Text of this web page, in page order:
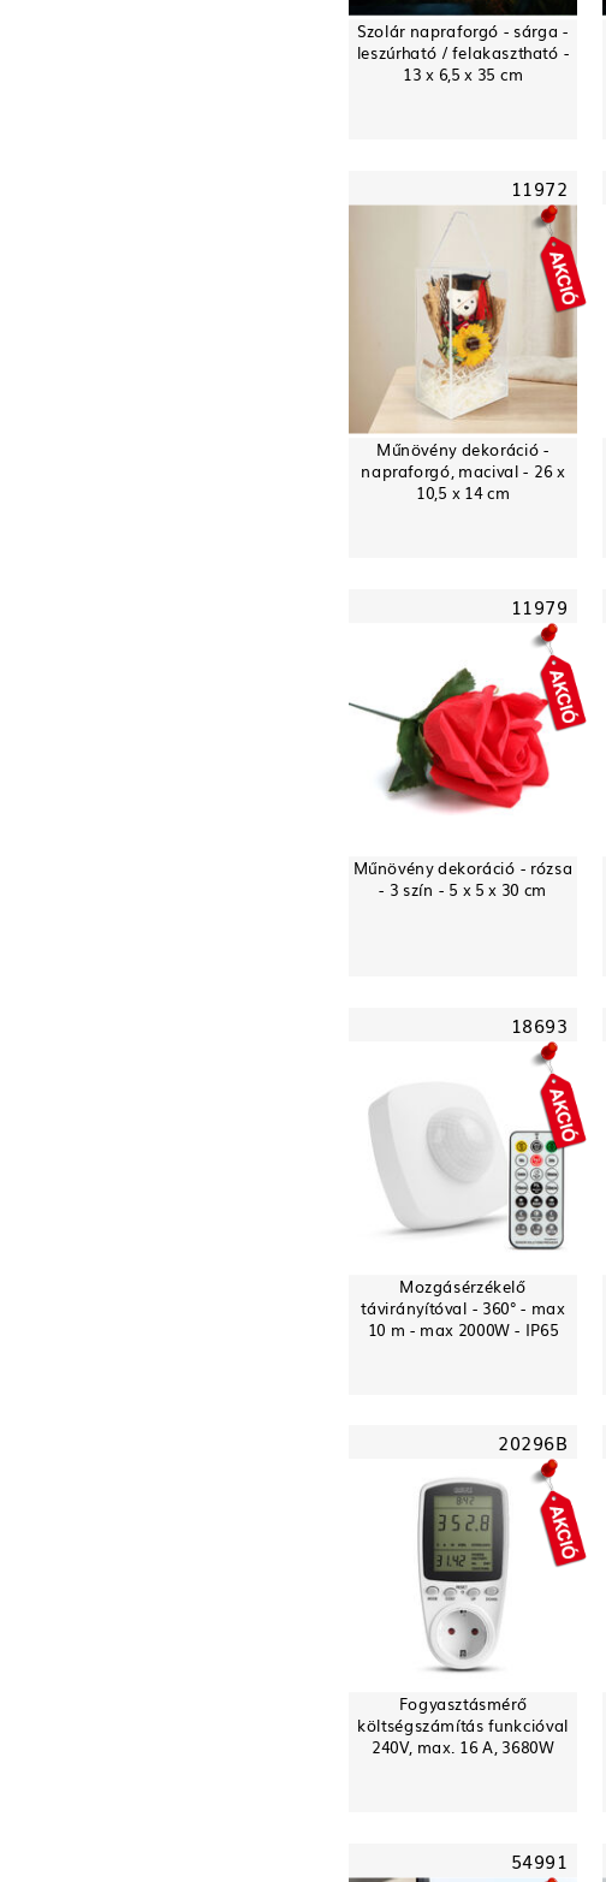
Szolár napraforgó - sárga -
leszúrható / felakasztható -
13 x 6,5 x 35 cm
11972
Műnövény dekoráció -
napraforgó, macival - 26 x
10,5 x 14 cm
11979
Műnövény dekoráció - rózsa
- 3 szín - 5 x 5 x 30 cm
18693
Mozgásérzékelő
távirányítóval - 360° - max
10 m - max 2000W - IP65
20296B
Fogyasztásmérő
költségszámítás funkcióval
240V, max. 16 A, 3680W
54991